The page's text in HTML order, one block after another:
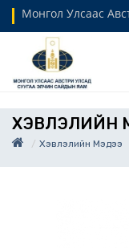
Монгол Улсаас
ХЭВЛЭЛИЙН
Хэвлэлийн Мэдээ